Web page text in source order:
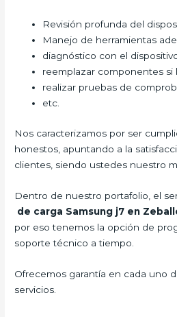
Revisión profunda del
Manejo de herramientas
diagnóstico con el
reemplazar componentes si
realizar pruebas de
etc.
Nos caracterizamos por ser
honestos, apuntando a la
clientes, siendo ustedes nuestro
Dentro de nuestro portafolio, el
de carga Samsung j7 en
por eso tenemos la opción de
soporte técnico a tiempo.
Ofrecemos garantía en cada uno
servicios.